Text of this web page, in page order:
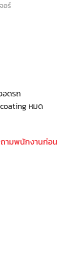
อร์
อดรถ
หมด
ามพนักงานก่อน